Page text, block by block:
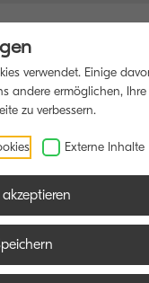
verwendet. Einige
andere ermöglichen, Ihre
zu verbessern.
Externe Inhalte